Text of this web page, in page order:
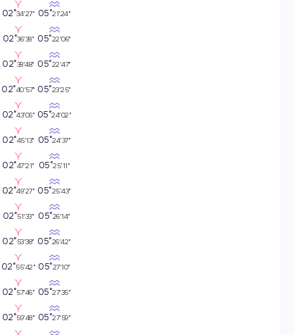
02°34'27" 05°21'24"
02°36'38" 05°22'06"
02°38'48" 05°22'47"
02°40'57" 05°23'25"
02°43'06" 05°24'02"
02°45'13" 05°24'37"
02°47'21" 05°25'11"
02°49'27" 05°25'43"
02°51'33" 05°26'14"
02°53'38" 05°26'42"
02°55'42" 05°27'10"
02°57'46" 05°27'35"
02°59'48" 05°27'59"